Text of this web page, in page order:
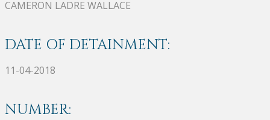
CAMERON LADRE WALLACE
DATE OF DETAINMENT:
11-04-2018
NUMBER: